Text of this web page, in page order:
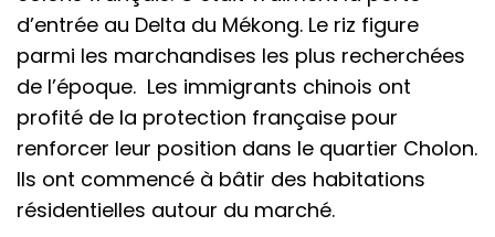
d’entrée au Delta du Mékong. Le riz figure
parmi les marchandises les plus recherchées
de l’époque. Les immigrants chinois ont
profité de la protection française pour
renforcer leur position dans le quartier Cholon.
Ils ont commencé à bâtir des habitations
résidentielles autour du marché.